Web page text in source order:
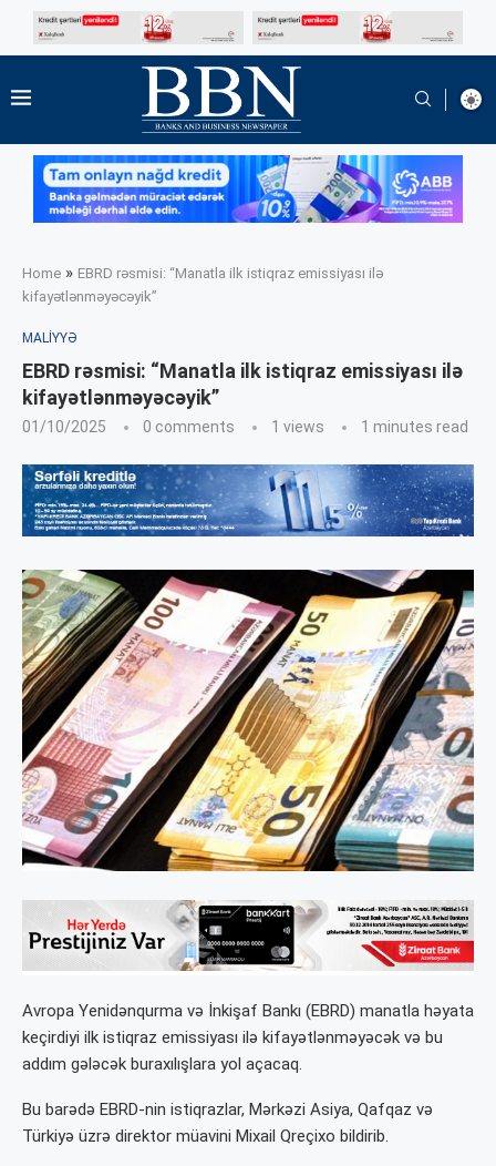
Home » EBRD rəsmisi: “Manatla ilk istiqraz emissiyası ilə
kifayətlənməyəcəyik”
MALIYYƏ
EBRD rəsmisi: “Manatla ilk istiqraz emissiyası ilə
kifayətlənməyəcəyik”
01/10/2025 0 comments 1 views 1 minutes read
Avropa Yenidənqurma və İnkişaf Bankı (EBRD) manatla həyata
keçirdiyi ilk istiqraz emissiyası ilə kifayətlənməyəcək və bu
addım gələcək buraxılışlara yol açacaq.
Bu barədə EBRD-nin istiqrazlar, Mərkəzi Asiya, Qafqaz və
Türkiyə üzrə direktor müavini Mixail Qreçixo bildirib.